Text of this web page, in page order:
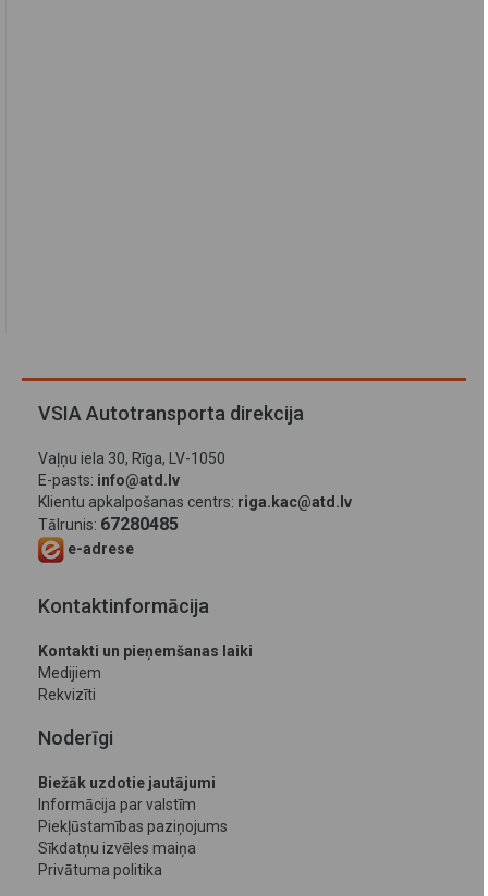
VSIA Autotransporta direkcija
Vaļņu iela 30, Rīga, LV-1050
E-pasts: info@atd.lv
Klientu apkalpošanas centrs: riga.kac@atd.lv
Tālrunis: 67280485
e-adrese
Kontaktinformācija
Kontakti un pieņemšanas laiki
Medijiem
Rekvizīti
Noderīgi
Biežāk uzdotie jautājumi
Informācija par valstīm
Piekļūstamības paziņojums
Sīkdatņu izvēles maiņa
Privātuma politika